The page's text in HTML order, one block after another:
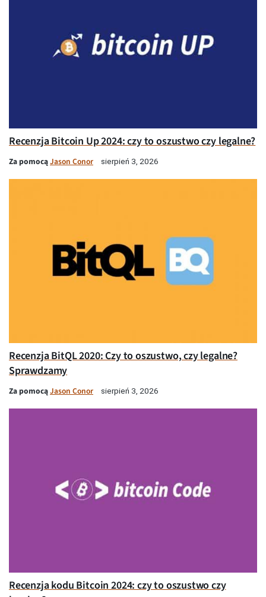
Recenzja Bitcoin Up 2024: czy to oszustwo czy legalne?
Za pomocąJason Conor sierpień 3, 2026
Recenzja BitQL 2020: Czy to oszustwo, czy legalne?
Sprawdzamy
Za pomocąJason Conor sierpień 3, 2026
Recenzja kodu Bitcoin 2024: czy to oszustwo czy